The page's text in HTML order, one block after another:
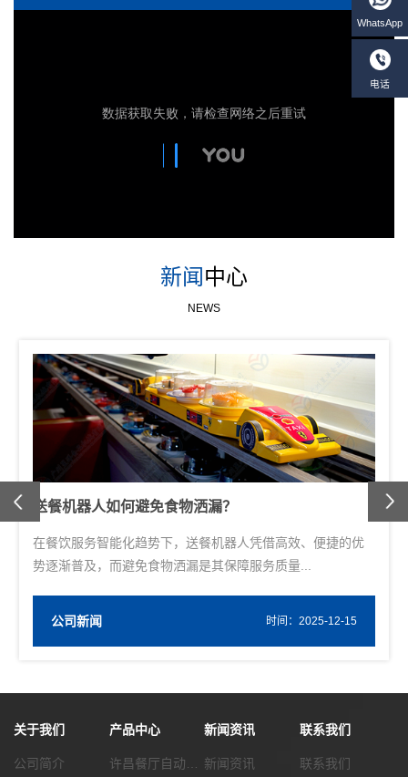
新闻 中心
NEWS
Previous
送餐机器人如何避免食物洒漏？
在餐饮服务智能化趋势下，送餐机器人凭借高效、便捷的优
势逐渐普及，而避免食物洒漏是其保障服务质量...
公司新闻 时间：2025-12-15
关于我们
公司简介
产品中心 新闻资讯
新闻资讯
联系我们
联系我们